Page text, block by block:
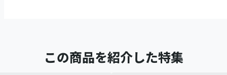
この商品を紹介した特集